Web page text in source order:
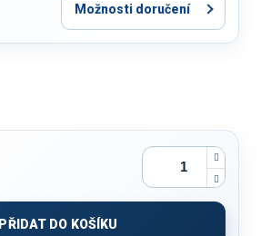
Možnosti doručení
PŘIDAT DO KOŠÍKU